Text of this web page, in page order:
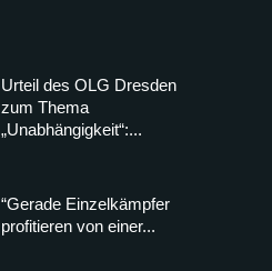
Urteil des OLG Dresden
zum Thema
„Unabhängigkeit“:...
“Gerade Einzelkämpfer
profitieren von einer...